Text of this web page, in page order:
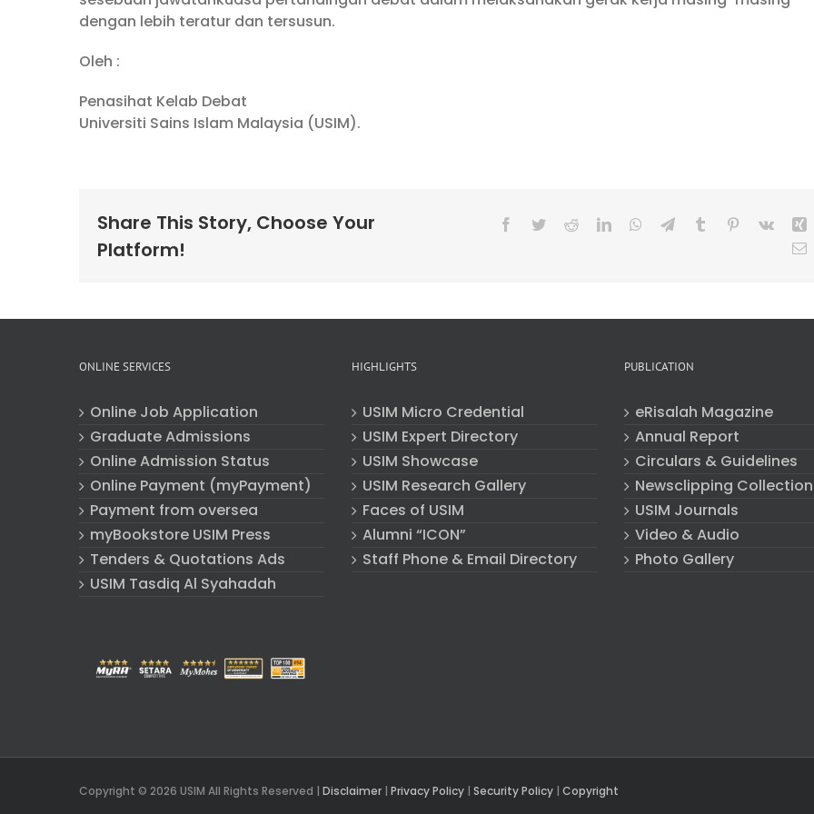
dengan lebih teratur dan tersusun.
Oleh :
Penasihat Kelab Debat
Universiti Sains Islam Malaysia (USIM).
Share This Story, Choose Your
Platform!
Facebook
TwitterRedditLinkedInWhatsApp
TelegramTumblr Pinterest
Vk
ONLINE SERVICES
Online Job Application
Graduate Admissions
Online Admission Status
Online Payment (myPayment)
Payment from oversea
myBookstore USIM Press
Tenders & Quotations Ads
USIM Tasdiq Al Syahadah
HIGHLIGHTS
USIM Micro Credential
USIM Expert Directory
USIM Showcase
USIM Research Gallery
Faces of USIM
Alumni “ICON”
Staff Phone & Email Directory
PUBLICATION
eRisalah Magazine
Annual Report
Circulars & Guidelines
Newsclipping Collection
USIM Journals
Video & Audio
Photo Gallery
Copyright © 2026 USIM All Rights Reserved | Disclaimer | Privacy Policy | Security Policy | Copyright